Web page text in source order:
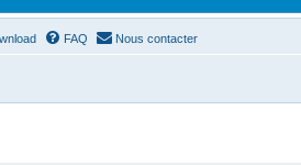
FAQ Nous contacter